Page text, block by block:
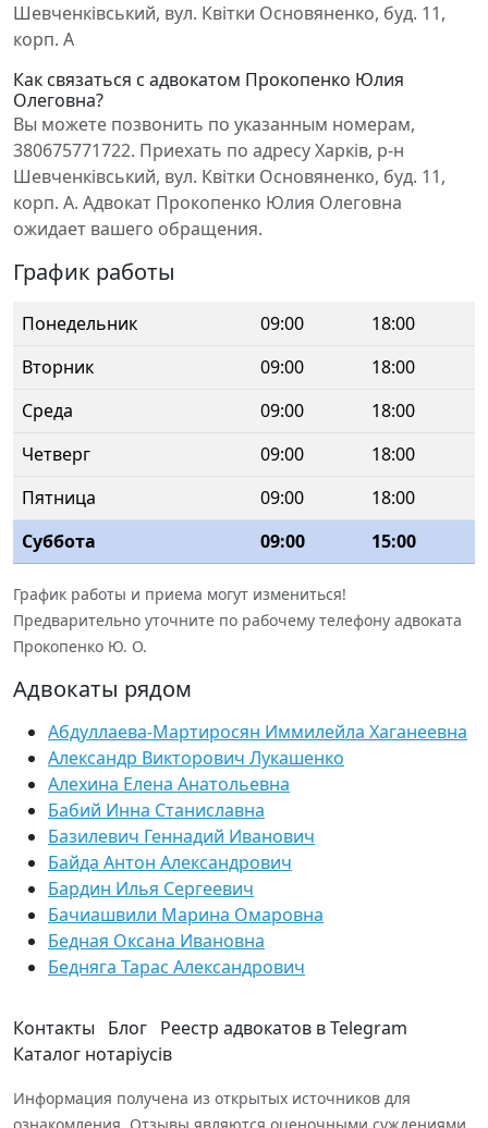
Шевченківський, вул. Квітки Основяненко, буд. 11,
корп. А
Как связаться с адвокатом Прокопенко Юлия
Олеговна?
Вы можете позвонить по указанным номерам,
380675771722. Приехать по адресу Харків, р-н
Шевченківський, вул. Квітки Основяненко, буд. 11,
корп. А. Адвокат Прокопенко Юлия Олеговна
ожидает вашего обращения.
График работы
Понедельник 09:00
18:00
Вторник
09:00
18:00
Среда
09:00
18:00
Четверг
09:00
18:00
Пятница
09:00
18:00
Суббота
09:00 15:00
График работы и приема могут измениться!
Предварительно уточните по рабочему телефону адвоката
Прокопенко Ю. О.
Адвокаты рядом
Абдуллаева-Мартиросян Иммилейла Хаганеевна
Александр Викторович Лукашенко
Алехина Елена Анатольевна
Бабий Инна Станиславна
Базилевич Геннадий Иванович
Байда Антон Александрович
Бардин Илья Сергеевич
Бачиашвили Марина Омаровна
Бедная Оксана Ивановна
Бедняга Тарас Александрович
Контакты Блог Реестр адвокатов в Telegram
Каталог нотаріусів
Информация получена из открытых источников для